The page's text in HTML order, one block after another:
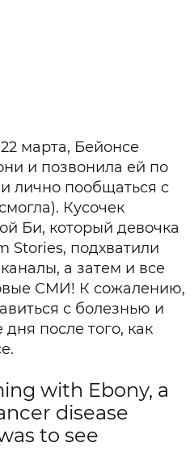
марта, Бейонсе
и позвонила ей по
лично пообщаться с
Кусочек
Би, который девочка
Stories, подхватили
а затем и все
СМИ! К сожалению,
с болезнью и
после того, как
with Ebony, a
disease
to see